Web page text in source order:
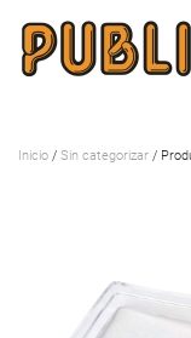
Inicio / Sin categorizar /